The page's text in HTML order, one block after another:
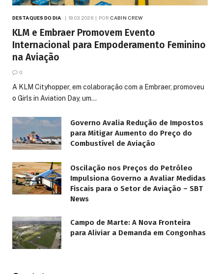
DESTAQUES DO DIA 19.03.2026 POR CABIN CREW
KLM e Embraer Promovem Evento
Internacional para Empoderamento Feminino
na Aviação
0
A KLM Cityhopper, em colaboração com a Embraer, promoveu
o Girls in Aviation Day, um…
Governo Avalia Redução de Impostos
para Mitigar Aumento do Preço do
Combustível de Aviação
Oscilação nos Preços do Petróleo
Impulsiona Governo a Avaliar Medidas
Fiscais para o Setor de Aviação – SBT
News
Campo de Marte: A Nova Fronteira
para Aliviar a Demanda em Congonhas